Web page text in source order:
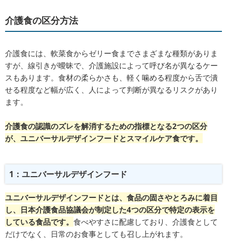
介護食の区分方法
介護食には、軟菜食からゼリー食までさまざまな種類がありま
すが、線引きが曖昧で、介護施設によって呼び名が異なるケー
スもあります。食材の柔らかさも、軽く噛める程度から舌で潰
せる程度など幅が広く、人によって判断が異なるリスクがあり
ます。
介護食の認識のズレを解消するための指標となる2つの区分
が、ユニバーサルデザインフードとスマイルケア食です。
1：ユニバーサルデザインフード
ユニバーサルデザインフードとは、食品の固さやとろみに着目
し、日本介護食品協議会が制定した4つの区分で特定の表示を
している食品です。 食べやすさに配慮しており、介護食として
だけでなく、日常のお食事としても召し上がれます。